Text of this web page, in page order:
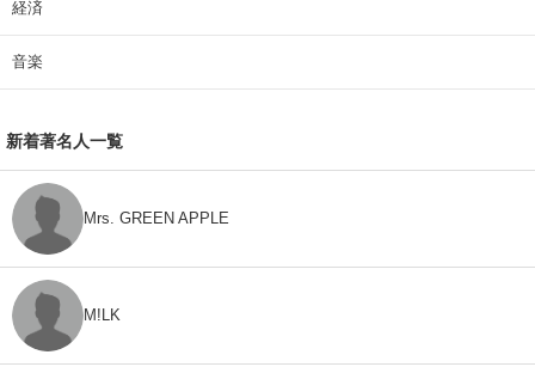
経済
音楽
新着著名人一覧
Mrs. GREEN APPLE
M!LK